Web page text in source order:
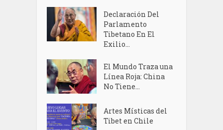
Declaración Del
Parlamento
Tibetano En El
Exilio...
El Mundo Traza una
Línea Roja: China
No Tiene...
Artes Místicas del
Tibet en Chile